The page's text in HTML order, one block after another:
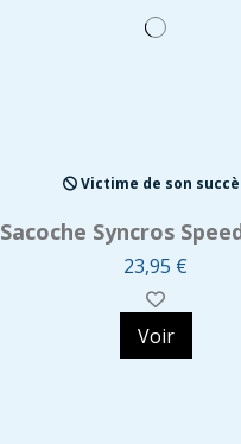
Victime de son
Sacoche Syncros
23,95 €
Voir